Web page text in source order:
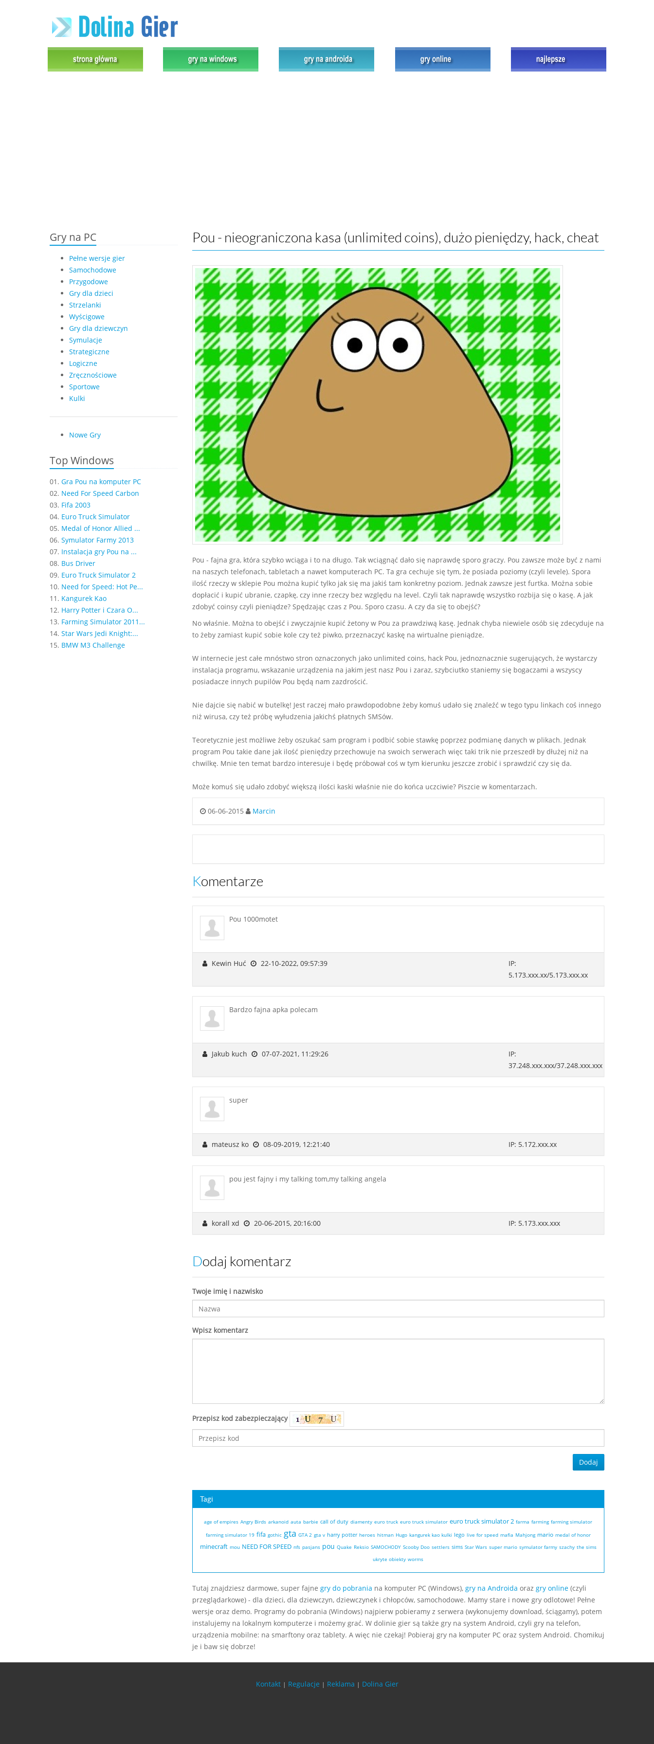
Gry na PC
Pełne wersje gier
Samochodowe
Przygodowe
Gry dla dzieci
Strzelanki
Wyścigowe
Gry dla dziewczyn
Symulacje
Strategiczne
Logiczne
Zręcznościowe
Sportowe
Kulki
Nowe Gry
Top Windows
01. Gra Pou na komputer PC
02. Need For Speed Carbon
03. Fifa 2003
04. Euro Truck Simulator
05. Medal of Honor Allied ...
06. Symulator Farmy 2013
07. Instalacja gry Pou na ...
08. Bus Driver
09. Euro Truck Simulator 2
10. Need for Speed: Hot Pe...
11. Kangurek Kao
12. Harry Potter i Czara O...
13. Farming Simulator 2011...
14. Star Wars Jedi Knight:...
15. BMW M3 Challenge
Pou - nieograniczona kasa (unlimited coins), dużo pieniędzy, hack, cheat
Pou - fajna gra, która szybko wciąga i to na długo. Tak wciągnąć dało się naprawdę sporo graczy. Pou zawsze może być z nami
na naszych telefonach, tabletach a nawet komputerach PC. Ta gra cechuje się tym, że posiada poziomy (czyli levele). Spora
ilość rzeczy w sklepie Pou można kupić tylko jak się ma jakiś tam konkretny poziom. Jednak zawsze jest furtka. Można sobie
dopłacić i kupić ubranie, czapkę, czy inne rzeczy bez względu na level. Czyli tak naprawdę wszystko rozbija się o kasę. A jak
zdobyć coinsy czyli pieniądze? Spędzając czas z Pou. Sporo czasu. A czy da się to obejść?
No właśnie. Można to obejść i zwyczajnie kupić żetony w Pou za prawdziwą kasę. Jednak chyba niewiele osób się zdecyduje na
to żeby zamiast kupić sobie kole czy też piwko, przeznaczyć kaskę na wirtualne pieniądze.
W internecie jest całe mnóstwo stron oznaczonych jako unlimited coins, hack Pou, jednoznacznie sugerujących, że wystarczy
instalacja programu, wskazanie urządzenia na jakim jest nasz Pou i zaraz, szybciutko staniemy się bogaczami a wszyscy
posiadacze innych pupilów Pou będą nam zazdrościć.
Nie dajcie się nabić w butelkę! Jest raczej mało prawdopodobne żeby komuś udało się znaleźć w tego typu linkach coś innego
niż wirusa, czy też próbę wyłudzenia jakichś płatnych SMSów.
Teoretycznie jest możliwe żeby oszukać sam program i podbić sobie stawkę poprzez podmianę danych w plikach. Jednak
program Pou takie dane jak ilość pieniędzy przechowuje na swoich serwerach więc taki trik nie przeszedł by dłużej niż na
chwilkę. Mnie ten temat bardzo interesuje i będę próbował coś w tym kierunku jeszcze zrobić i sprawdzić czy się da.
Może komuś się udało zdobyć większą ilości kaski właśnie nie do końca uczciwie? Piszcie w komentarzach.
06-06-2015 Marcin
Komentarze
Pou 1000motet
Kewin Huć 22-10-2022, 09:57:39
IP:
5.173.xxx.xx/5.173.xxx.xx
Bardzo fajna apka polecam
Jakub kuch 07-07-2021, 11:29:26
IP:
37.248.xxx.xxx/37.248.xxx.xxx
super
mateusz ko 08-09-2019, 12:21:40 IP: 5.172.xxx.xx
pou jest fajny i my talking tom,my talking angela
korall xd 20-06-2015, 20:16:00 IP: 5.173.xxx.xxx
Dodaj komentarz
Twoje imię i nazwisko
Wpisz komentarz
Przepisz kod zabezpieczający
Dodaj
Tagi
age of empires Angry Birds arkanoid auta barbie call of duty diamenty euro truck euro truck simulator euro truck simulator 2 farma farming farming simulator
farming simulator 19 fifa gothic gta GTA 2 gta v harry potter heroes hitman Hugo kangurek kao kulki lego live for speed mafia Mahjong mario medal of honor
minecraft mou NEED FOR SPEED nfs pasjans pou Quake Reksio SAMOCHODY Scooby Doo settlers sims Star Wars super mario symulator farmy szachy the sims
ukryte obiekty worms
Tutaj znajdziesz darmowe, super fajne gry do pobrania na komputer PC (Windows), gry na Androida oraz gry online(czyli
przeglądarkowe) - dla dzieci, dla dziewczyn, dziewczynek i chłopców, samochodowe. Mamy stare i nowe gry odlotowe! Pełne
wersje oraz demo. Programy do pobrania (Windows) najpierw pobieramy z serwera (wykonujemy download, ściągamy), potem
instalujemy na lokalnym komputerze i możemy grać. W dolinie gier są także gry na system Android, czyli gry na telefon,
urządzenia mobilne: na smarftony oraz tablety. A więc nie czekaj! Pobieraj gry na komputer PC oraz system Android. Chomikuj
je i baw się dobrze!
Kontakt | Regulacje | Reklama | Dolina Gier